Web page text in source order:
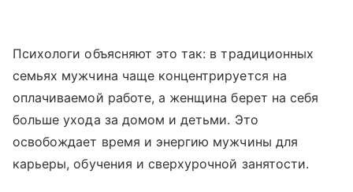
Психологи объясняют это так: в традиционных
семьях мужчина чаще концентрируется на
оплачиваемой работе, а женщина берет на себя
больше ухода за домом и детьми. Это
освобождает время и энергию мужчины для
карьеры, обучения и сверхурочной занятости.